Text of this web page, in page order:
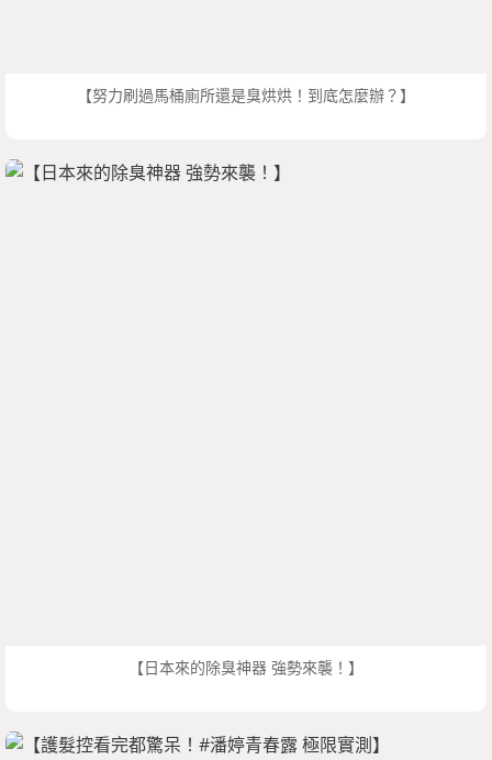
【努力刷過馬桶廁所還是臭烘烘！到底怎麼辦？】
【日本來的除臭神器 強勢來襲！】